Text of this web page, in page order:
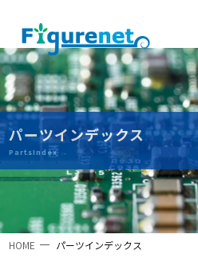
パーツインデックス
PartsIndex
HOME パーツインデックス